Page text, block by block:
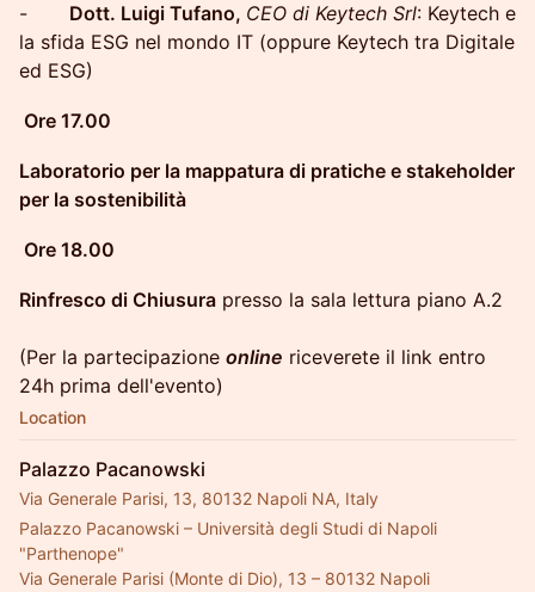
- Dott. Luigi Tufano, CEO di Keytech Srl: Keytech e
la sfida ESG nel mondo IT (oppure Keytech tra Digitale
ed ESG)
Ore 17.00
Laboratorio per la mappatura di pratiche e stakeholder
per la sostenibilità
Ore 18.00
Rinfresco di Chiusura presso la sala lettura piano A.2
(Per la partecipazione online riceverete il link entro
24h prima dell'evento)
Location
Palazzo Pacanowski
Via Generale Parisi, 13, 80132 Napoli NA, Italy
Palazzo Pacanowski – Università degli Studi di Napoli
"Parthenope"
Via Generale Parisi (Monte di Dio), 13 – 80132 Napoli